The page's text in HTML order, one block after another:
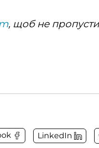
, щоб не
LinkedIn